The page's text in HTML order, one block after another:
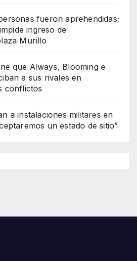
fueron aprehendidas;
ingreso de
Murillo
que Always, Blooming e
a sus rivales en
conflictos
a instalaciones militares en
un estado de sitio”